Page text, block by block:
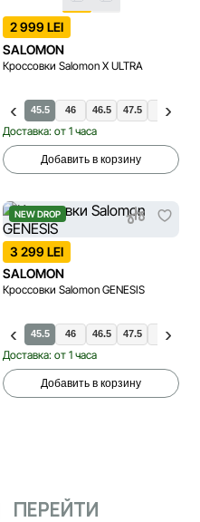
41.5 42 42.5
2 999 LEI
SALOMON
Кроссовки Salomon X ULTRA
44.5 45.5 46 46.5 47.5 48
Доставка: от 1 часа
Добавить в корзину
NEW DROP
3 299 LEI
SALOMON
Кроссовки Salomon GENESIS
44.5 45.5 46 46.5 47.5 48
Доставка: от 1 часа
Добавить в корзину